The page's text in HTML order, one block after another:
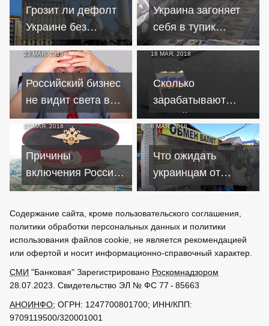
Грозит ли дефолт
Украине без
помощи МВФ?
Украина загоняет
себя в тупик
растущими долгами
23 МАЯ, 2018
Российский бизнес
не видит света в
конце тоннеля
18 МАЯ, 2018
Сколько
зарабатывают
российские
региональные
депутаты
17 МАЯ, 2018
Причины
включения России
в топ-5 по
преступлениям
8 МАЯ, 2018
Что ожидать
украинцам от
доллара нынешним
Содержание сайта, кроме пользовательского соглашения,
политики обработки персональных данных и политики
использования файлов cookie, не является рекомендацией
или офертой и носит информационно-справочный характер.
СМИ "Банковая" Зарегистрировано Роскомнадзором
28.07.2023. Свидетельство ЭЛ № ФС 77 - 85663
АНОИНФО; ОГРН: 1247700801700; ИНН/КПП:
9709119500/320001001